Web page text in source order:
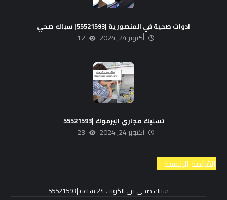
ادوات صحية في المنصورية |55521593| سباك صحي
أكتوبر 24, 2024 12
تسليك مجاري اليرموك |55521593
أكتوبر 24, 2024 23
القائمة الرئيسية
سباك صحي في الكويت 24 ساعة |55521593